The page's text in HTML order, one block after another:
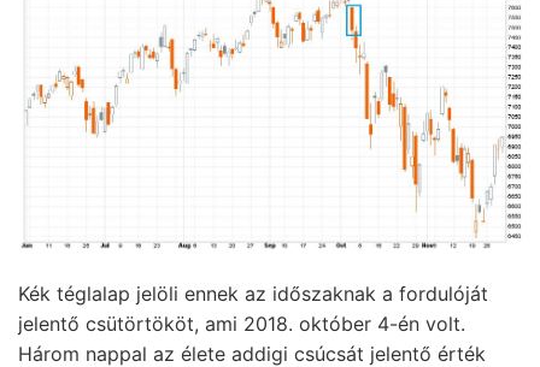
Kék téglalap jelöli ennek az időszaknak a fordulóját
jelentő csütörtököt, ami 2018. október 4-én volt.
Három nappal az élete addigi csúcsát jelentő érték